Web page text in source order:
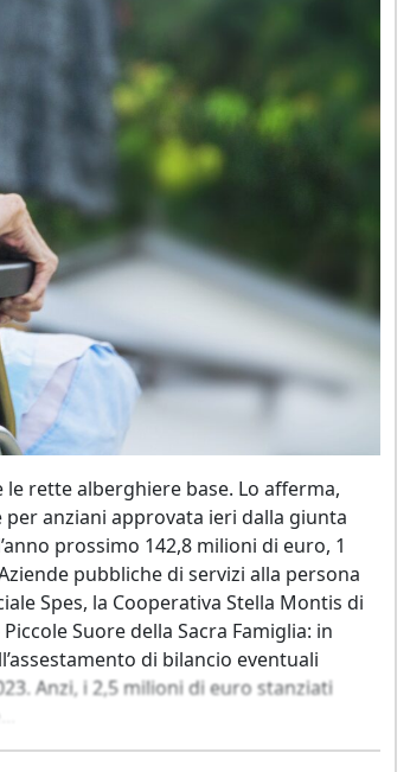
rette alberghiere base. Lo afferma,
anziani approvata ieri dalla giunta
prossimo 142,8 milioni di euro, 1
pubbliche di servizi alla persona
Spes, la Cooperativa Stella Montis di
Suore della Sacra Famiglia: in
di bilancio eventuali
Anzi, i 2,5 milioni di euro stanziati